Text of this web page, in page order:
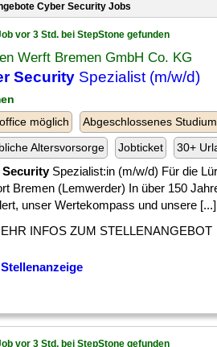
Cyber Security Jobs
vor 3 Std. bei StepStone gefunden
Werft Bremen GmbH Co. KG
Security Spezialist (m/w/d)
möglich
Abgeschlossenes Studium
Altersvorsorge
Jobticket 30+
SecuritySpezialist:in (m/w/d) Für die
Bremen (Lemwerder) In über 150
unser Wertekompass und unsere [...]
INFOS ZUM STELLENANGEBOT
vor 3 Std. bei StepStone gefunden